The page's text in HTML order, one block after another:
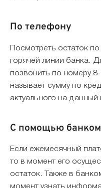
По телефону
Посмотреть остаток
горячей линии банка.
позвонить по номеру
называет сумму по
актуального на
С помощью
Если ежемесячный
то в момент его
остаток. Также в